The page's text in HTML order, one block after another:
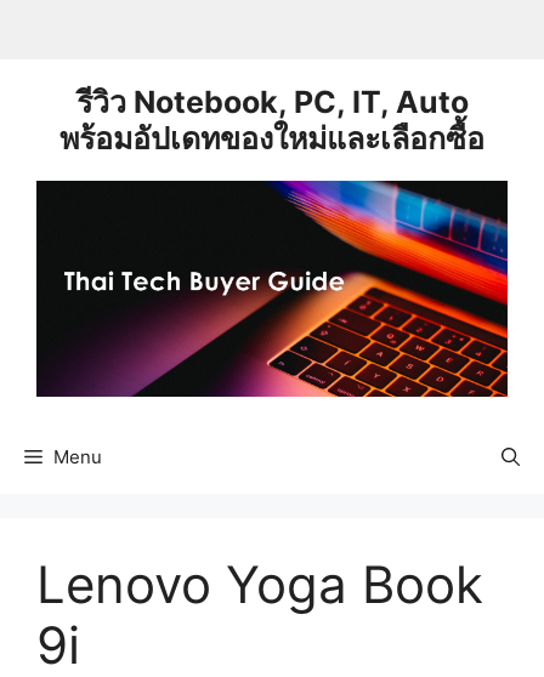
รีวิว Notebook, PC, IT, Auto
พร้อมอัปเดทของใหม่และเลือกซื้อ
Menu
Lenovo Yoga Book
9i